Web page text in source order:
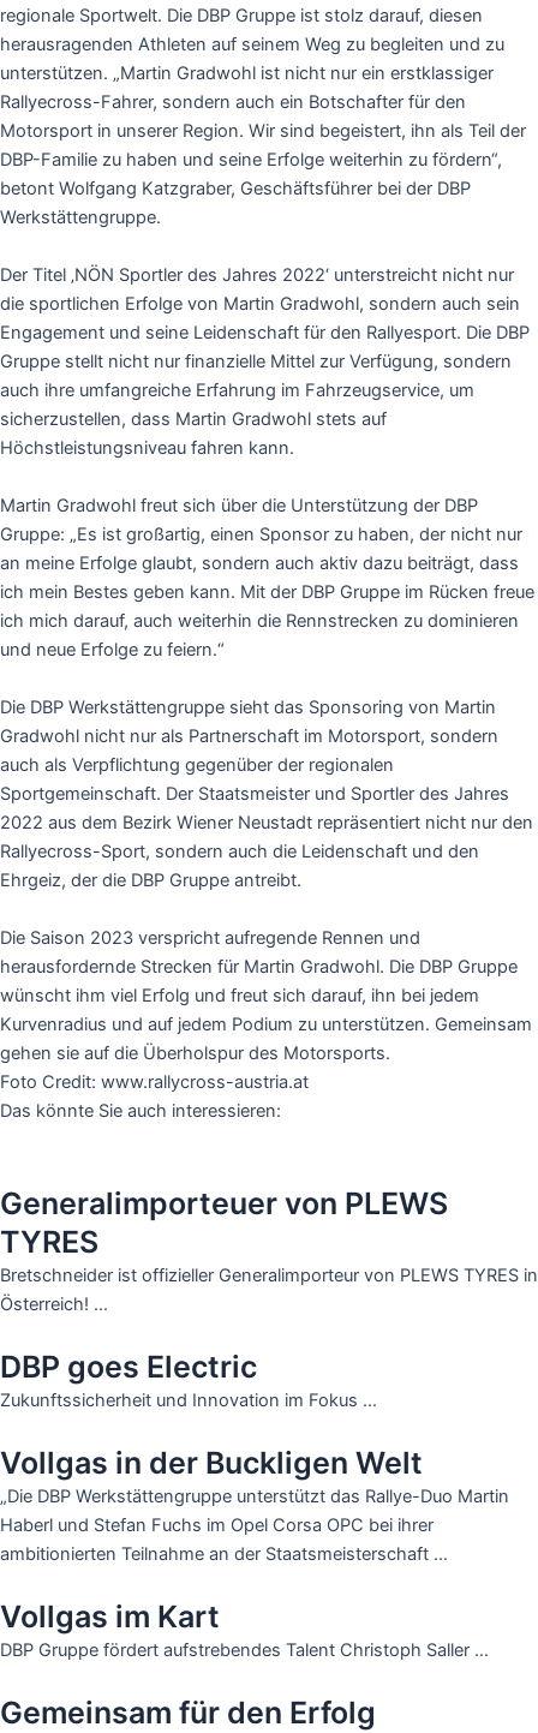
regionale Sportwelt. Die DBP Gruppe ist stolz darauf, diesen
herausragenden Athleten auf seinem Weg zu begleiten und zu
unterstützen. „Martin Gradwohl ist nicht nur ein erstklassiger
Rallyecross-Fahrer, sondern auch ein Botschafter für den
Motorsport in unserer Region. Wir sind begeistert, ihn als Teil der
DBP-Familie zu haben und seine Erfolge weiterhin zu fördern“,
betont Wolfgang Katzgraber, Geschäftsführer bei der DBP
Werkstättengruppe.
Der Titel ‚NÖN Sportler des Jahres 2022‘ unterstreicht nicht nur
die sportlichen Erfolge von Martin Gradwohl, sondern auch sein
Engagement und seine Leidenschaft für den Rallyesport. Die DBP
Gruppe stellt nicht nur finanzielle Mittel zur Verfügung, sondern
auch ihre umfangreiche Erfahrung im Fahrzeugservice, um
sicherzustellen, dass Martin Gradwohl stets auf
Höchstleistungsniveau fahren kann.
Martin Gradwohl freut sich über die Unterstützung der DBP
Gruppe: „Es ist großartig, einen Sponsor zu haben, der nicht nur
an meine Erfolge glaubt, sondern auch aktiv dazu beiträgt, dass
ich mein Bestes geben kann. Mit der DBP Gruppe im Rücken freue
ich mich darauf, auch weiterhin die Rennstrecken zu dominieren
und neue Erfolge zu feiern.“
Die DBP Werkstättengruppe sieht das Sponsoring von Martin
Gradwohl nicht nur als Partnerschaft im Motorsport, sondern
auch als Verpflichtung gegenüber der regionalen
Sportgemeinschaft. Der Staatsmeister und Sportler des Jahres
2022 aus dem Bezirk Wiener Neustadt repräsentiert nicht nur den
Rallyecross-Sport, sondern auch die Leidenschaft und den
Ehrgeiz, der die DBP Gruppe antreibt.
Die Saison 2023 verspricht aufregende Rennen und
herausfordernde Strecken für Martin Gradwohl. Die DBP Gruppe
wünscht ihm viel Erfolg und freut sich darauf, ihn bei jedem
Kurvenradius und auf jedem Podium zu unterstützen. Gemeinsam
gehen sie auf die Überholspur des Motorsports.
Foto Credit: www.rallycross-austria.at
Das könnte Sie auch interessieren:
Generalimporteuer von PLEWS
TYRES
Bretschneider ist offizieller Generalimporteur von PLEWS TYRES in
Österreich! …
DBP goes Electric
Zukunftssicherheit und Innovation im Fokus …
Vollgas in der Buckligen Welt
„Die DBP Werkstättengruppe unterstützt das Rallye-Duo Martin
Haberl und Stefan Fuchs im Opel Corsa OPC bei ihrer
ambitionierten Teilnahme an der Staatsmeisterschaft …
Vollgas im Kart
DBP Gruppe fördert aufstrebendes Talent Christoph Saller …
Gemeinsam für den Erfolg